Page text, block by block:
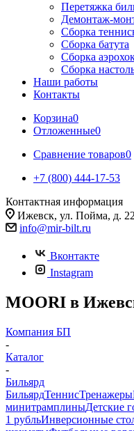
Перетяжка
Демонтаж-
Сборка
Сборка батута
Сборка
Сборка
Наши работы
Контакты
Корзина0
Отложенные0
Сравнение товаров0
+7 (800) 444-17-53
Контактная информация
Ижевск, ул. Пойма, д. 22
info@mir-bilt.ru
Вконтакте
Instagram
MOORI в
Компания БП
-
Каталог
-
Бильярд
БильярдТеннисТренажеры
минитрамплиныДетские
1 рубльИнверсионные